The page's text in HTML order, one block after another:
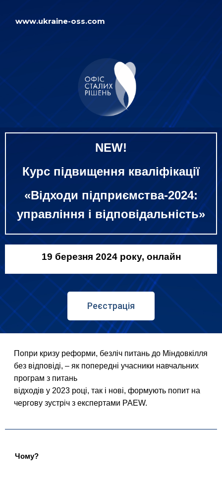
www.ukraine-oss.com
NEW!
Курс підвищення кваліфікації
«Відходи підприємства-2024:
управління і відповідальність»
19 березня 2024 року, онлайн
Реєстрація
Попри кризу реформи, безліч питань до Міндовкілля
без відповіді, – як попередні учасники навчальних
програм з питань
відходів у 2023 році, так і нові, формують попит на
чергову зустріч з експертами PAEW.
Чому?